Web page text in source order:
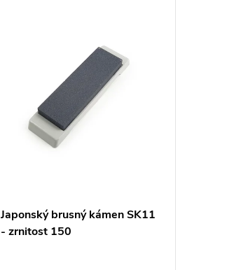
Japonský brusný kámen SK11
- zrnitost 150